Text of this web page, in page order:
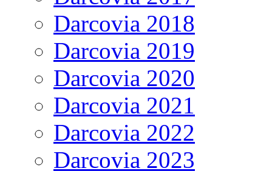
Darcovia 2018
Darcovia 2019
Darcovia 2020
Darcovia 2021
Darcovia 2022
Darcovia 2023